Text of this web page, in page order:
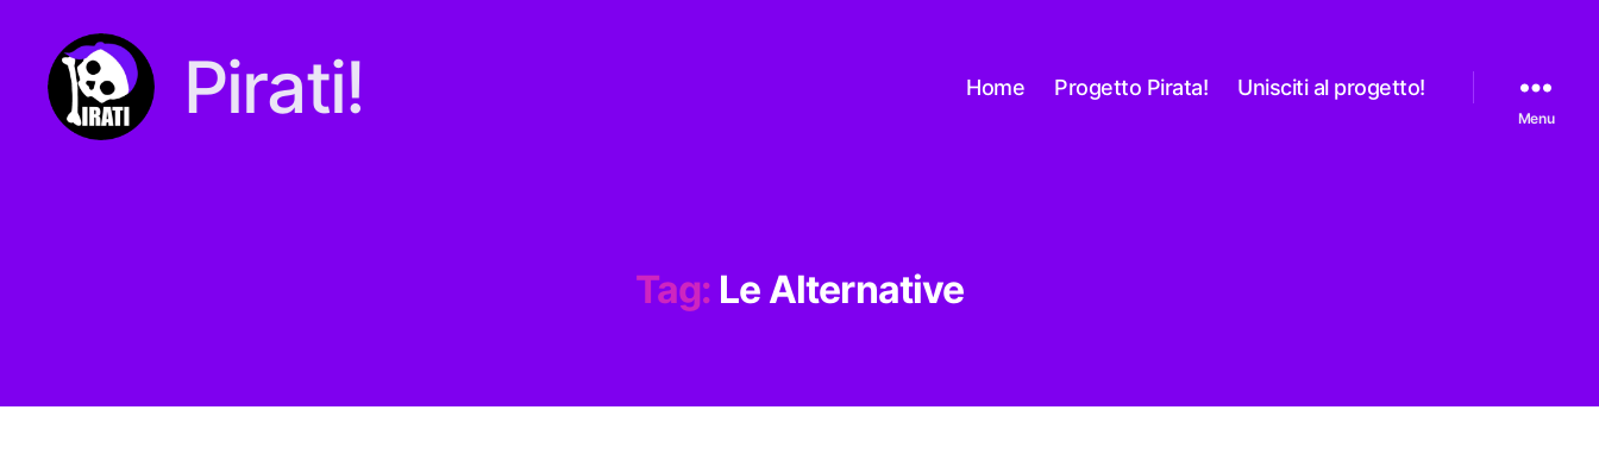
Pirati! Home Progetto Pirata! Unisciti al progetto!
Menu
Tag: Le Alternative